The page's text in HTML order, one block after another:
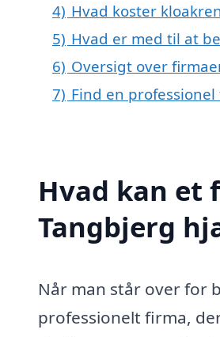
4) Hvad koster
5) Hvad er med til at
6) Oversigt over
7) Find en
Hvad kan et
Tangbjerg
Når man står over for
professionelt firma,